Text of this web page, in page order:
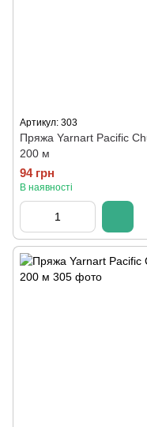
Артикул: 303
Пряжа Yarnart Pacific
200 м
94 грн
В наявності